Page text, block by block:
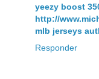
yeezy boost
http://
mlb jerseys
Responder